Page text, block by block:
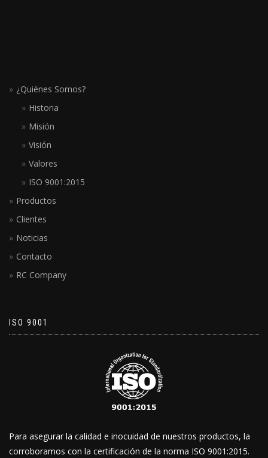
¿Quiénes Somos?
Historia
Misión
Visión
Valores
ISO 9001:2015
Productos
Clientes
Noticias
Contacto
RC Company
ISO 9001
Para asegurar la calidad e inocuidad de nuestros productos, la
corroboramos con la certificación de la norma ISO 9001:2015.